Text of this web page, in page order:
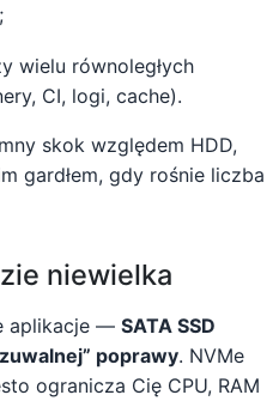
wielu równoległych
CI, logi, cache).
skok względem HDD,
gardłem, gdy rośnie liczba
niewielka
aplikacje — SATA SSD
poprawy. NVMe
ogranicza Cię CPU, RAM